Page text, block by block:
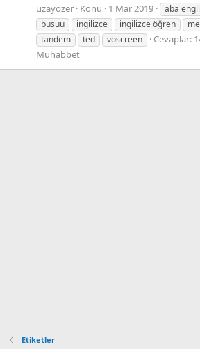
uzayozer Konu 1 Mar 2019 aba
busuu
ingilizce ingilizce öğren
tandem
ted voscreen Cevaplar:
Muhabbet
Etiketler